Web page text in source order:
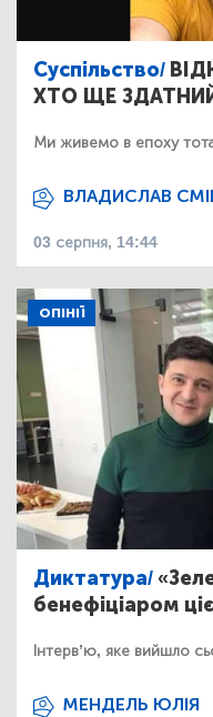
Суспільство/
ХТО ЩЕ
Ми живемо в епоху
ВЛАДИСЛАВ
03 серпня, 14:44
ОПІНІЇ
Диктатура/
бенефіціаром
Інтерв’ю, яке вийшло
МЕНДЕЛЬ ЮЛІЯ